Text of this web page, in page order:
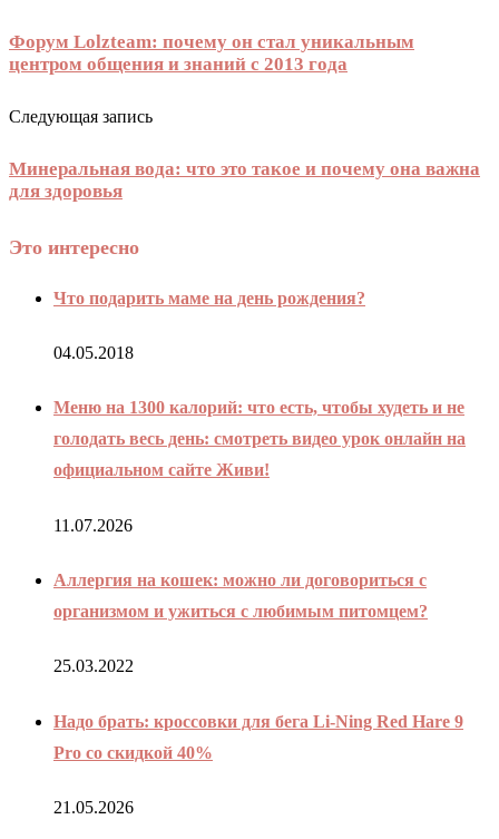
Форум Lolzteam: почему он стал уникальным
центром общения и знаний с 2013 года
Следующая запись
Минеральная вода: что это такое и почему она важна
для здоровья
Это интересно
Что подарить маме на день рождения?
04.05.2018
Меню на 1300 калорий: что есть, чтобы худеть и не
голодать весь день: смотреть видео урок онлайн на
официальном сайте Живи!
11.07.2026
Аллергия на кошек: можно ли договориться с
организмом и ужиться с любимым питомцем?
25.03.2022
Надо брать: кроссовки для бега Li-Ning Red Hare 9
Pro со скидкой 40%
21.05.2026